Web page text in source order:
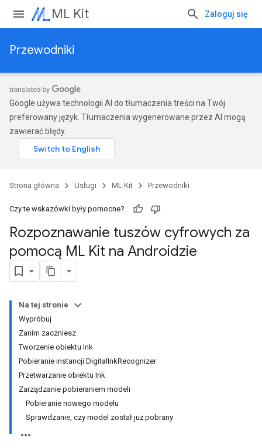
ML Kit Zaloguj się
Przewodniki
Google używa technologii AI do tłumaczenia treści na Twój
preferowany język. Tłumaczenia wygenerowane przez AI mogą
zawierać błędy.
Strona główna Usługi ML Kit Przewodniki
Czy te wskazówki były pomocne?
Rozpoznawanie tuszów cyfrowych za
pomocą ML Kit na Androidzie
Na tej stronie
Wypróbuj
Zanim zaczniesz
Tworzenie obiektu Ink
Pobieranie instancji DigitalInkRecognizer
Przetwarzanie obiektu Ink
Zarządzanie pobieraniem modeli
Pobieranie nowego modelu
Sprawdzanie, czy model został już pobrany